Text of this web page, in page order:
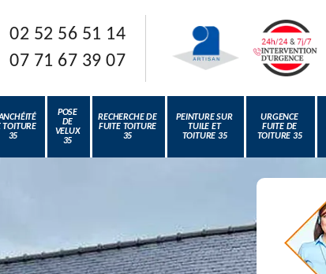
02 52 56 51 14
07 71 67 39 07
TOITURE
35
POSE
DE
VELUX
35
RECHERCHE DE
FUITE TOITURE
35
PEINTURE SUR
TUILE ET
TOITURE 35
URGENCE
FUITE DE
TOITURE 35